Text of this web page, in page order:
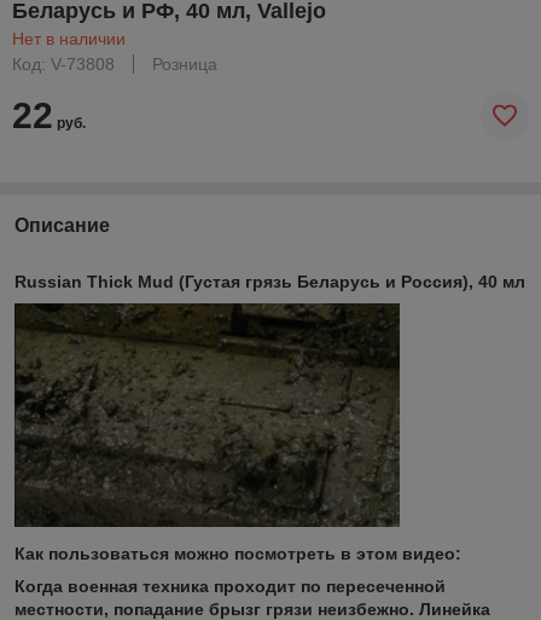
Беларусь и РФ, 40 мл, Vallejo
Нет в наличии
Код: V-73808
Розница
22 руб.
Описание
Russian Thick Mud (Густая грязь Беларусь и Россия), 40 мл
Как пользоваться можно посмотреть в этом видео:
Когда военная техника проходит по пересеченной
местности, попадание брызг грязи неизбежно. Линейка